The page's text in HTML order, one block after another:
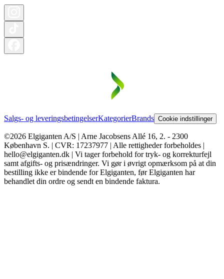
Salgs- og leveringsbetingelserKategorierBrands Cookie indstillinger
©2026 Elgiganten A/S | Arne Jacobsens Allé 16, 2. - 2300
København S. | CVR: 17237977 | Alle rettigheder forbeholdes |
hello@elgiganten.dk | Vi tager forbehold for tryk- og korrekturfejl
samt afgifts- og prisændringer. Vi gør i øvrigt opmærksom på at din
bestilling ikke er bindende for Elgiganten, før Elgiganten har
behandlet din ordre og sendt en bindende faktura.